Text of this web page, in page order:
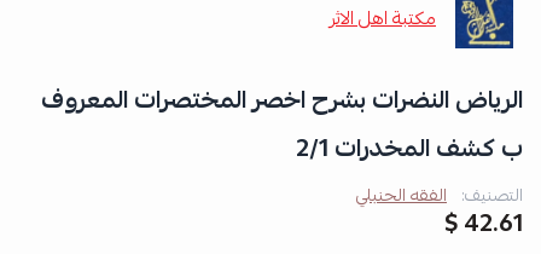
مكتبة اهل الاثر
الرياض النضرات بشرح اخصر المختصرات المعروف
ب كشف المخدرات 2/1
التصنيف: الفقه الحنبلي
42.61 $